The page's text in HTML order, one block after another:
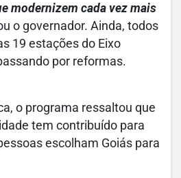
modernizem cada vez mais
o governador. Ainda, todos
19 estações do Eixo
por reformas.
o programa ressaltou que
tem contribuído para
escolham Goiás para